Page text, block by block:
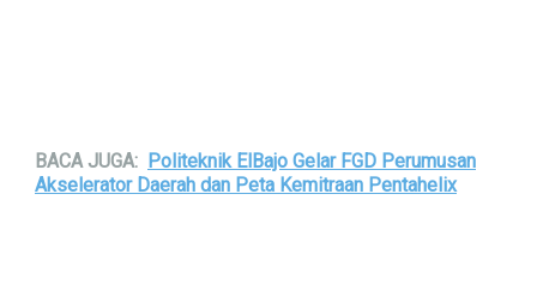
BACA JUGA: Politeknik ElBajo Gelar FGD Perumusan
Akselerator Daerah dan Peta Kemitraan Pentahelix